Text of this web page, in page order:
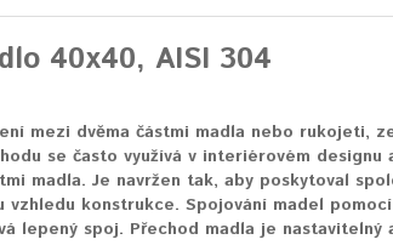
40x40, AISI 304
mezi dvěma částmi madla nebo rukojeti,
se často využívá v interiérovém
madla. Je navržen tak, aby poskytoval
konstrukce. Spojování madel
lepený spoj. Přechod madla je nastavitelný